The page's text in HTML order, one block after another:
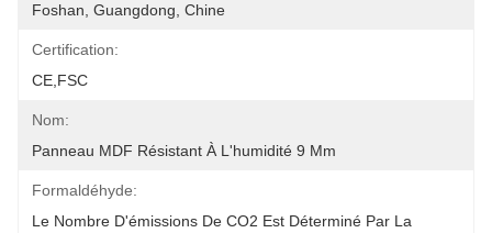
Foshan, Guangdong, Chine
Certification:
CE,FSC
Nom:
Panneau MDF Résistant À L'humidité 9 Mm
Formaldéhyde:
Le Nombre D'émissions De CO2 Est Déterminé Par La